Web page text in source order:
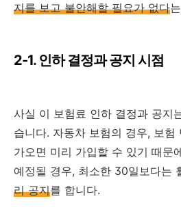
지를 보고 불안해할 필요가 없다
2-1. 인하 결정과 공지 시점
사실 이 보험료 인하 결정과 공지
습니다. 자동차 보험의 경우, 보
가오면 미리 가입할 수 있기 때문
예정될 경우, 최소한 30일보다는
리 공지를 합니다.